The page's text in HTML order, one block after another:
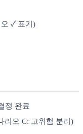
✓ 표기)
정 완료
리오 C: 고위험 분리)